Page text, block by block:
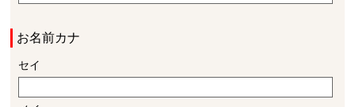
お名前カナ
セイ